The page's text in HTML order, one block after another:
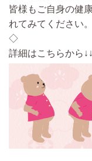
皆様もご自身の健
れてみてください。
◇
詳細はこちらから↓↓